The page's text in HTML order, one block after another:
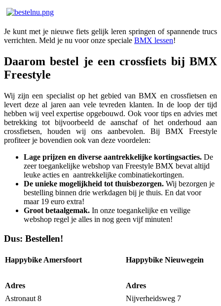
Je kunt met je nieuwe fiets gelijk leren springen of spannende trucs
verrichten. Meld je nu voor onze speciale BMX lessen!
Daarom bestel je een crossfiets bij BMX
Freestyle
Wij zijn een specialist op het gebied van BMX en crossfietsen en
levert deze al jaren aan vele tevreden klanten. In de loop der tijd
hebben wij veel expertise opgebouwd. Ook voor tips en advies met
betrekking tot bijvoorbeeld de aanschaf of het onderhoud aan
crossfietsen, houden wij ons aanbevolen. Bij BMX Freestyle
profiteer je bovendien ook van deze voordelen:
Lage prijzen en diverse aantrekkelijke kortingsacties. De
zeer toegankelijke webshop van Freestyle BMX bevat altijd
leuke acties en aantrekkelijke combinatiekortingen.
De unieke mogelijkheid tot thuisbezorgen. Wij bezorgen je
bestelling binnen drie werkdagen bij je thuis. En dat voor
maar 19 euro extra!
Groot betaalgemak. In onze toegankelijke en veilige
webshop regel je alles in nog geen vijf minuten!
Dus: Bestellen!
Happybike Amersfoort Happybike Nieuwegein
Adres
Adres
Astronaut 8
Nijverheidsweg 7